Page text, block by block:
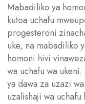
Mabadiliko ya
kutoa uchafu
progesteroni
uke, na mabadiliko
homoni hivi
wa uchafu wa
ya dawa za uzazi
uzalishaji wa